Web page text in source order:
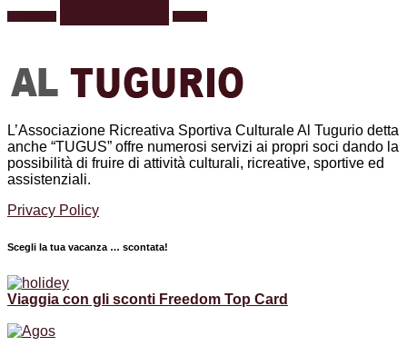
L’Associazione Ricreativa Sportiva Culturale Al Tugurio detta
anche “TUGUS” offre numerosi servizi ai propri soci dando la
possibilità di fruire di attività culturali, ricreative, sportive ed
assistenziali.
Privacy Policy
Scegli la tua vacanza … scontata!
Viaggia con gli sconti Freedom Top Card